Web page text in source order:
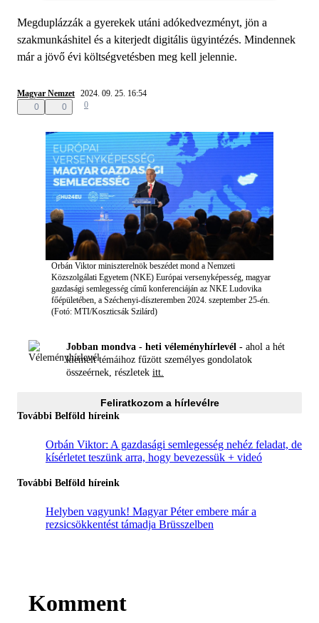
Megduplázzák a gyerekek utáni adókedvezményt, jön a
szakmunkáshitel és a kiterjedt digitális ügyintézés. Mindennek
már a jövő évi költségvetésben meg kell jelennie.
Magyar Nemzet 2024. 09. 25. 16:54
0
0 0
Orbán Viktor miniszterelnök beszédet mond a Nemzeti
Közszolgálati Egyetem (NKE) Európai versenyképesség, magyar
gazdasági semlegesség című konferenciáján az NKE Ludovika
főépületében, a Széchenyi-díszteremben 2024. szeptember 25-én.
(Fotó: MTI/Koszticsák Szilárd)
Jobban mondva - heti véleményhírlevél - ahol a hét
kiemelt témáihoz fűzött személyes gondolatok
összeérnek, részletek itt.
Feliratkozom a hírlevélre
További Belföld híreink
Orbán Viktor: A gazdasági semlegesség nehéz feladat, de
kísérletet teszünk arra, hogy bevezessük + videó
További Belföld híreink
Helyben vagyunk! Magyar Péter embere már a
rezsicsökkentést támadja Brüsszelben
Komment